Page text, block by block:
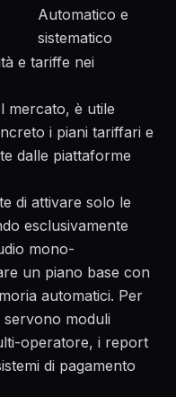
Automatico e
sistematico
e tariffe nei
mercato, è utile
i piani tariffari e
dalle piattaforme
di attivare solo le
esclusivamente
mono-
un piano base con
automatici. Per
servono moduli
operatore, i report
di pagamento